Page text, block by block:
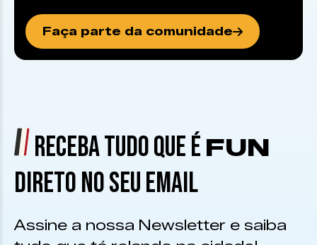
Faça parte da comunidade
RECEBA TUDO QUE É FUN
DIRETO NO SEU EMAIL
Assine a nossa Newsletter e saiba